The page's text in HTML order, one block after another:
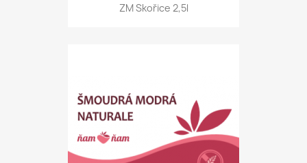
ZM Skořice 2,5l